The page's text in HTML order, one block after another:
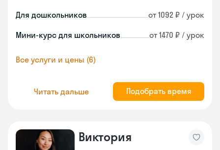
Для дошкольников от 1092 ₽ / урок
Мини-курс для школьников от 1470 ₽ / урок
Все услуги и цены (6)
Читать дальше Подобрать время
Виктория